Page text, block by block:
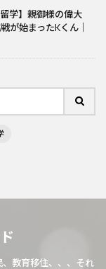
学】親御様の偉大
が始まったKくん｜
教育移住、、、それ